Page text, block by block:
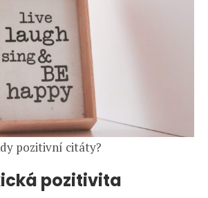
pozitivní citáty?
pozitivita